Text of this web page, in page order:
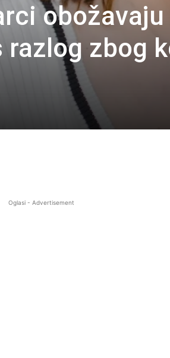
razlog zbog
Oglasi - Advertisement